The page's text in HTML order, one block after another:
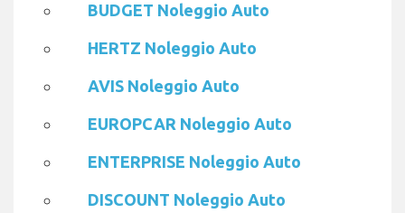
BUDGET Noleggio Auto
HERTZ Noleggio Auto
AVIS Noleggio Auto
EUROPCAR Noleggio Auto
ENTERPRISE Noleggio Auto
DISCOUNT Noleggio Auto